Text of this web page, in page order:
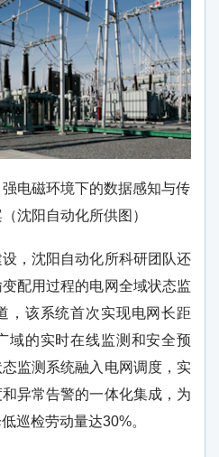
磁环境下的数据感知与传
沈阳自动化所供图）
沈阳自动化所科研团队还
配用过程的电网全域状态监
，该系统首次实现电网长距
域的实时在线监测和安全预
监测系统融入电网调度，实
异常告警的一体化集成，为
巡检劳动量达30%。